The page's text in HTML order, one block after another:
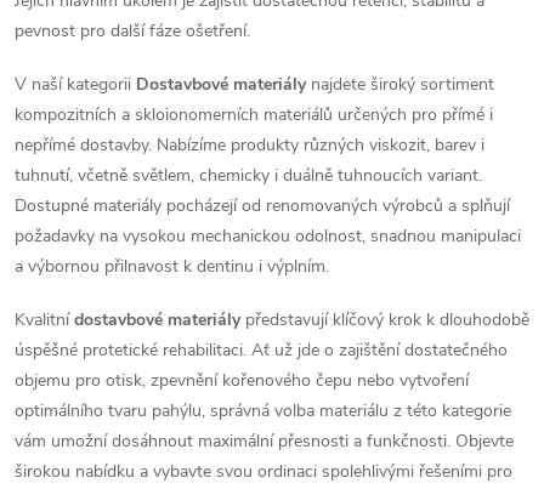
pevnost pro další fáze ošetření.
V naší kategorii Dostavbové materiálynajdete široký sortiment
kompozitních a skloionomerních materiálů určených pro přímé i
nepřímé dostavby. Nabízíme produkty různých viskozit, barev i
tuhnutí, včetně světlem, chemicky i duálně tuhnoucích variant.
Dostupné materiály pocházejí od renomovaných výrobců a splňují
požadavky na vysokou mechanickou odolnost, snadnou manipulaci
a výbornou přilnavost k dentinu i výplním.
Kvalitnídostavbové materiálypředstavují klíčový krok k dlouhodobě
úspěšné protetické rehabilitaci. Ať už jde o zajištění dostatečného
objemu pro otisk, zpevnění kořenového čepu nebo vytvoření
optimálního tvaru pahýlu, správná volba materiálu z této kategorie
vám umožní dosáhnout maximální přesnosti a funkčnosti. Objevte
širokou nabídku a vybavte svou ordinaci spolehlivými řešeními pro